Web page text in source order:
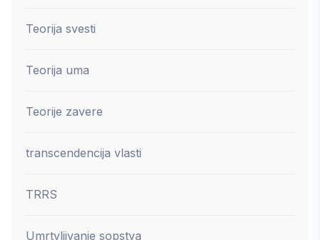
Teorija svesti
Teorija uma
Teorije zavere
transcendencija vlasti
TRRS
Umrtvljivanje sopstva